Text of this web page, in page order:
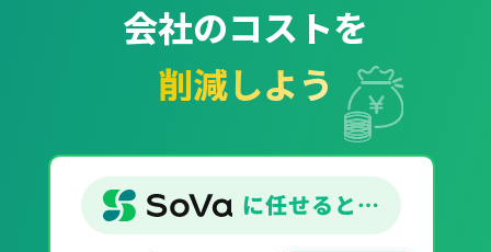
会社のコストを
削減しよう